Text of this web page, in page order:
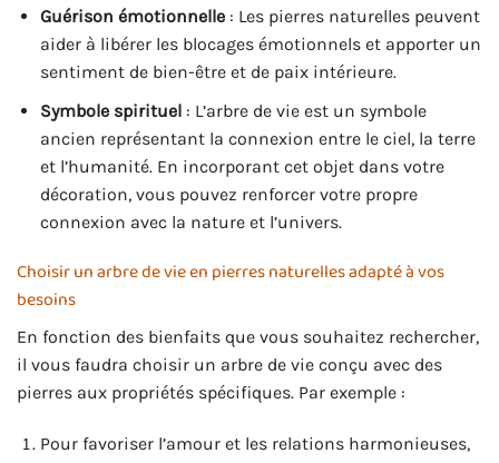
Guérison émotionnelle: Les pierres naturelles peuvent
aider à libérer les blocages émotionnels et apporter un
sentiment de bien-être et de paix intérieure.
Symbole spirituel: L’arbre de vie est un symbole
ancien représentant la connexion entre le ciel, la terre
et l’humanité. En incorporant cet objet dans votre
décoration, vous pouvez renforcer votre propre
connexion avec la nature et l’univers.
Choisir un arbre de vie en pierres naturelles adapté à vos
besoins
En fonction des bienfaits que vous souhaitez rechercher,
il vous faudra choisir un arbre de vie conçu avec des
pierres aux propriétés spécifiques. Par exemple :
Pour favoriser l’amour et les relations harmonieuses,